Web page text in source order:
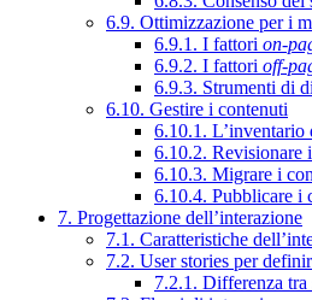
6.9. Ottimizzazione per i
6.9.1. I fattori on-
6.9.2. I fattori off-
6.9.3. Strumenti di
6.10. Gestire i contenuti
6.10.1. L’inventario
6.10.2. Revisionare
6.10.3. Migrare i
6.10.4. Pubblicare i
7. Progettazione dell’interazione
7.1. Caratteristiche
7.2. User stories per
7.2.1. Differenza tra